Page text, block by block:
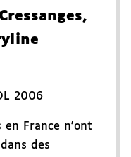
2006
en France n'ont
des